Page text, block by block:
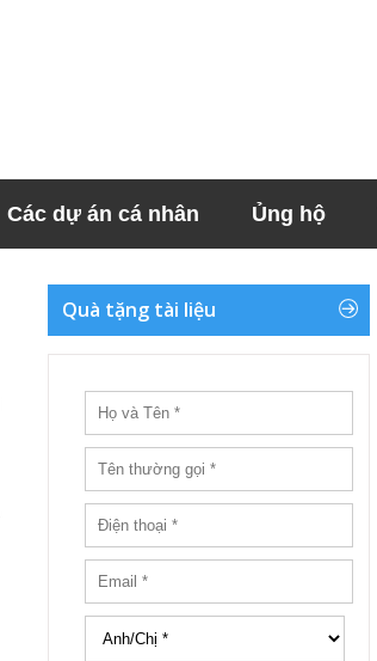
Các dự án cá nhân Ủng hộ
Quà tặng tài liệu